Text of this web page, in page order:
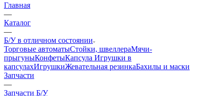
Главная
—
Каталог
—
Б/У в отличном состоянии
Торговые автоматыСтойки, швеллераМячи-
прыгуныКонфетыКапсула Игрушки в
капсулахИгрушкиЖевательная резинкаБахилы и маски
Запчасти
—
Запчасти Б/У